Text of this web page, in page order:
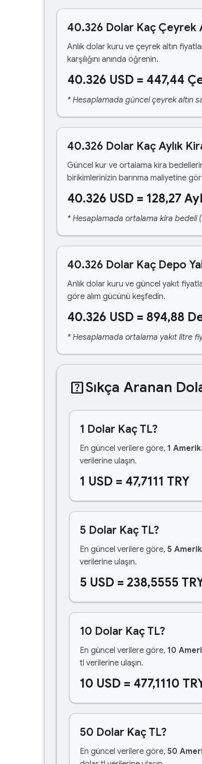
40.326 Dolar Kaç Çeyrek
Anlık dolar kuru ve çeyrek altın
karşılığını anında öğrenin.
40.326 USD = 447,44
* Hesaplamada güncel çeyrek altın
40.326 Dolar Kaç Aylık
Güncel kur ve ortalama kira
birikimlerinizin barınma maliyetine
40.326 USD = 128,27
* Hesaplamada ortalama kira bedeli
40.326 Dolar Kaç Depo
Anlık dolar kuru ve güncel yakıt
göre alım gücünü keşfedin.
40.326 USD = 894,88
* Hesaplamada ortalama yakıt litre
help_centerSıkça Aranan
1 Dolar Kaç TL?
En güncel verilere göre, 1
verilerine ulaşın.
1 USD = 47,7111 TRY
5 Dolar Kaç TL?
En güncel verilere göre, 5
verilerine ulaşın.
5 USD = 238,5555
10 Dolar Kaç TL?
En güncel verilere göre, 10
tl verilerine ulaşın.
10 USD = 477,1110
50 Dolar Kaç TL?
En güncel verilere göre, 50